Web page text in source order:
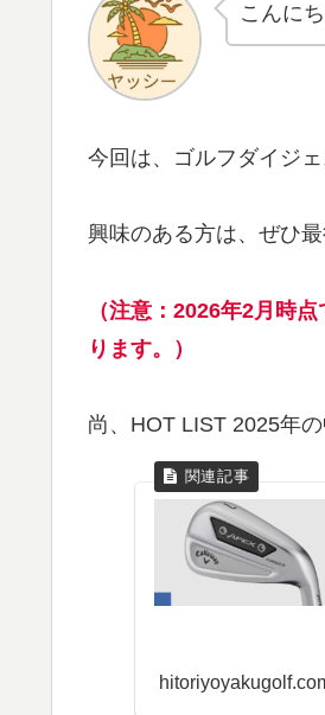
こんに
今回は、ゴルフダイジ
興味のある方は、ぜひ
（注意：2026年2月時
ります。）
尚、HOT LIST 2025年